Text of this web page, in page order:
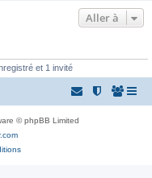
Aller à
et 1 invité
© phpBB Limited